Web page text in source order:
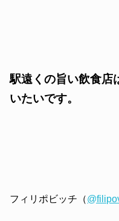
駅遠くの旨い飲食店
いたいです。
フィリポビッチ（